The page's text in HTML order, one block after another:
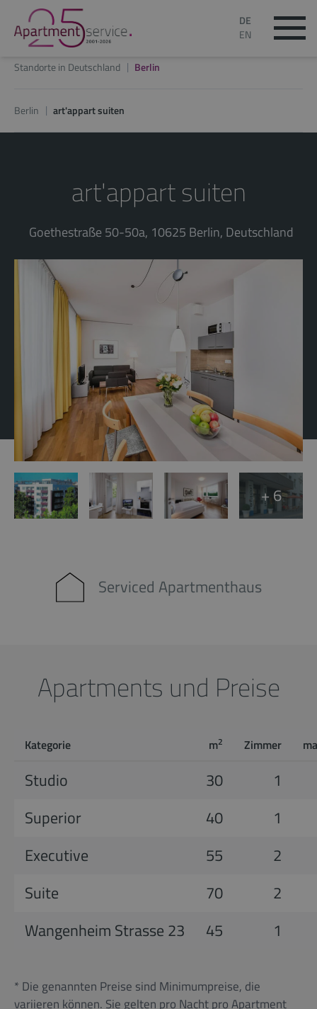
DE
EN
Standorte in Deutschland Berlin
Berlin art'appart suiten
art'appart suiten
Goethestraße 50-50a, 10625 Berlin, Deutschland
+ 6
Serviced Apartmenthaus
Apartments und Preise
Kategorie m2 Zimmer
Studio 30
1
Superior
40
1
Executive
55
2
Suite
70
2
Wangenheim Strasse 23
45 1
* Die genannten Preise sind Minimumpreise, die
variieren können. Sie gelten pro Nacht pro Apartment